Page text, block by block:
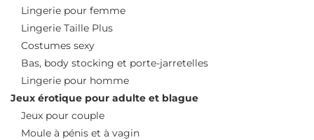
Lingerie pour femme
Lingerie Taille Plus
Costumes sexy
Bas, body stocking et porte-jarretelles
Lingerie pour homme
Jeux érotique pour adulte et blague
Jeux pour couple
Moule à pénis et à vagin